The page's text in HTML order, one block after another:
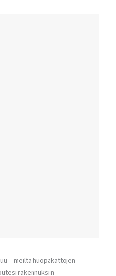
– meiltä huopakattojen
rakennuksiin